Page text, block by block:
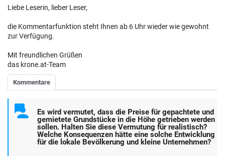
Liebe Leserin, lieber Leser,
die Kommentarfunktion steht Ihnen ab 6 Uhr wieder wie gewohnt
zur Verfügung.
Mit freundlichen Grüßen
das krone.at-Team